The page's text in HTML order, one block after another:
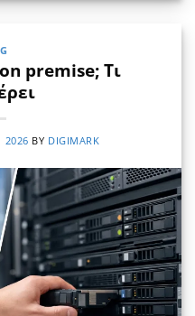
premise; Τι
2026 BY DIGIMARK